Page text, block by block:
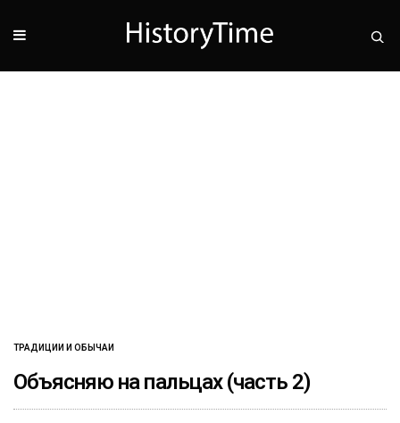
ТРАДИЦИИ И ОБЫЧАИ
Объясняю на пальцах (часть 2)